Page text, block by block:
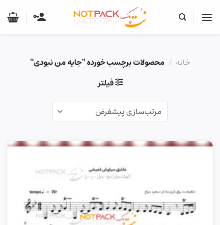
خانه / محصولات برچسب خورده “جایه من نبودی”
فیلتر